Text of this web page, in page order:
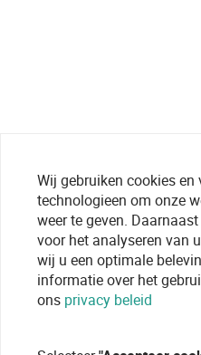
Wij gebruiken cookies en
technologieen om onze
weer te geven.
voor het analyseren van
wij u een optimale
informatie over het
ons privacy beleid